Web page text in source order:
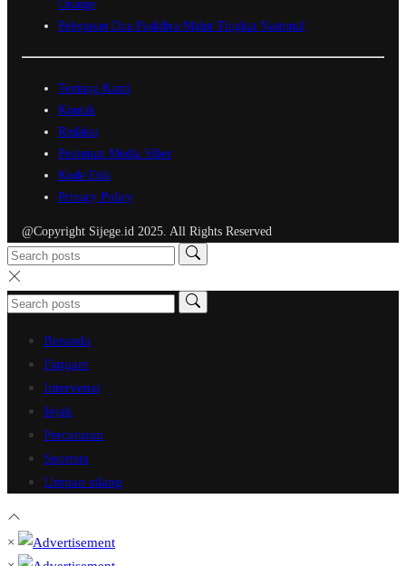
Orange
Pelepasan Dua Paskibra Malut Tingkat Nasional
Tentang Kami
Kontak
Redaksi
Pedoman Media Siber
Kode Etik
Privacy Policy
@Copyright Sijege.id 2025. All Rights Reserved
Beranda
Fangare
Intervensi
Jejak
Percaturan
Sportsta
Umpan silang
×